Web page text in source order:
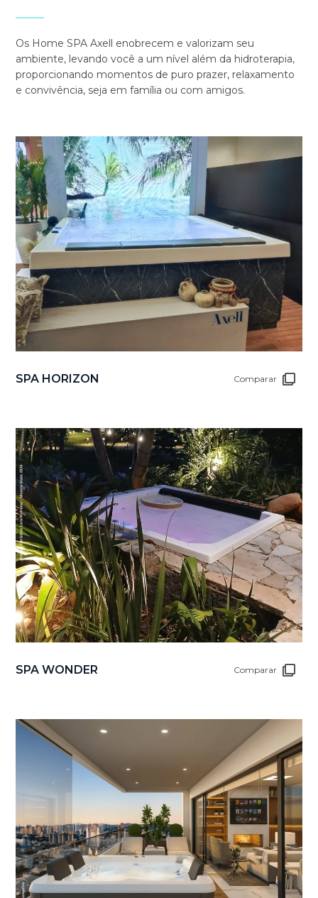
Os Home SPA Axell enobrecem e valorizam seu
ambiente, levando você a um nível além da hidroterapia,
proporcionando momentos de puro prazer, relaxamento
e convivência, seja em família ou com amigos.
SPA HORIZON Comparar
SPA WONDER Comparar